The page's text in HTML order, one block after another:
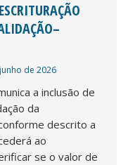
de 2026
a inclusão de
da
descrito a
ao
se o valor de